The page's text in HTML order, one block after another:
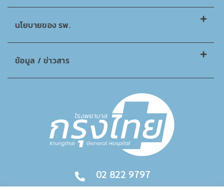
นโยบายของ รพ.
ข้อมูล / ข่าวสาร
02 822 9797